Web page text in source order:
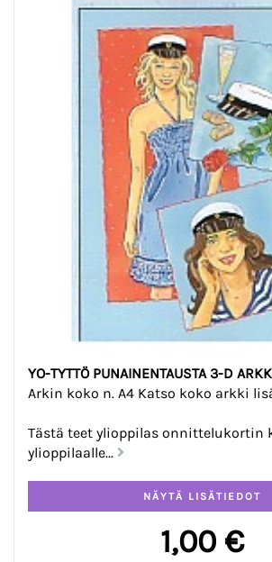
YO-TYTTÖ PUNAINENTAUSTA 3-D
Arkin koko n. A4 Katso koko arkki
Tästä teet ylioppilas onnittelukortin
ylioppilaalle...
1,00 €